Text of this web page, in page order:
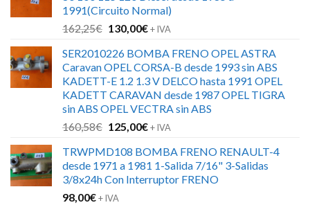
126,00€.88,00€.
1991(Circuito Normal)
162,25€ El
original
era:
162,25€.
130,00€El
actual
es:
130,00€.
+ IVA
SER2010226 BOMBA FRENO OPEL ASTRA
Caravan OPEL CORSA-B desde 1993 sin ABS
KADETT-E 1.2 1.3 V DELCO hasta 1991 OPEL
KADETT CARAVAN desde 1987 OPEL TIGRA
sin ABS OPEL VECTRA sin ABS
160,58€ El
original
era:
160,58€.
125,00€El
actual
es:
125,00€.
+ IVA
TRWPMD108 BOMBA FRENO RENAULT-4
desde 1971 a 1981 1-Salida 7/16" 3-Salidas
3/8x24h Con Interruptor FRENO
98,00€+ IVA